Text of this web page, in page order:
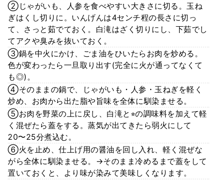
②じゃがいも、人参を食べやすい大きさに切る。玉ね
ぎはくし切りに。いんげんは4センチ程の長さに切っ
て、さっと茹でておく。白滝はざく切りにし、下茹でし
てアクや臭みを抜いておく。
③鍋を中火にかけ、ごま油をひいたらお肉を炒める。
色が変わったら一旦取り出す(完全に火が通ってなくて
も◎)。
④そのままの鍋で、じゃがいも・人参・玉ねぎを軽く
炒め、お肉から出た脂や旨味を全体に馴染ませる。
⑤お肉を野菜の上に戻し、白滝と⭐︎の調味料を加えて軽
く混ぜたら蓋をする。蒸気が出てきたら弱火にして
20〜25分煮込む。
⑥火を止め、仕上げ用の醤油を回し入れ、軽く混ぜな
がら全体に馴染ませる。→そのまま冷めるまで蓋をして
置いておくと、より味が染みて美味しくなります。